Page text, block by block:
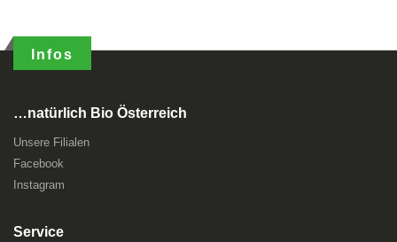
Infos
…natürlich Bio Österreich
Unsere Filialen
Facebook
Instagram
Service